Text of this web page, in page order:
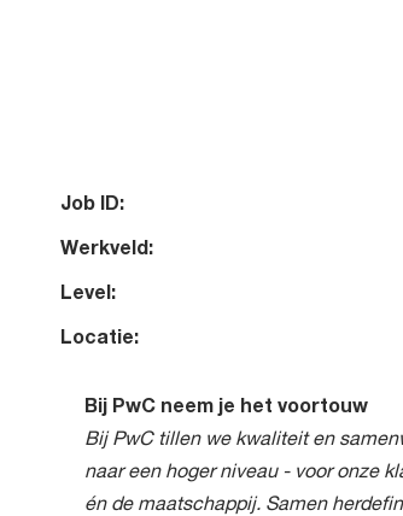
Job ID:
Werkveld:
Level:
Locatie:
Bij PwC neem je het voortouw
Bij PwC tillen we kwaliteit en
naar een hoger niveau - voor onze
én de maatschappij. Samen